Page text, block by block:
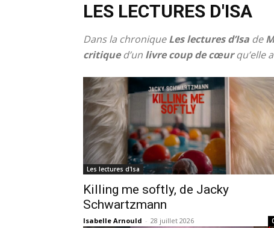
LES LECTURES D'ISA
Dans la chroniqueLes lectures d’Isa de
critiqued’un livre coup de cœurqu’elle
Les lectures d'Isa
Killing me softly, de Jacky
Schwartzmann
Isabelle Arnould - 28 juillet 2026